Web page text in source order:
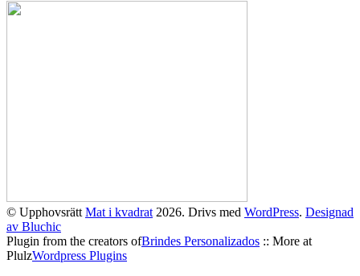
© Upphovsrätt Mat i kvadrat 2026. Drivs med WordPress. Designad
av Bluchic
Plugin from the creators ofBrindes Personalizados :: More at
PlulzWordpress Plugins